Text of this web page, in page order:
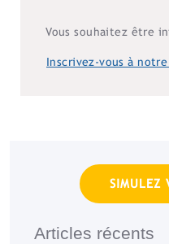
Vous souhaitez être
Inscrivez-vous à
SIMULEZ
Articles récents